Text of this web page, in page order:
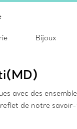
Bijoux
avec des
de notre